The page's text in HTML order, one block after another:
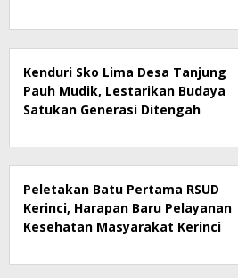
Kenduri Sko Lima Desa Tanjung
Pauh Mudik, Lestarikan Budaya
Satukan Generasi Ditengah
Peletakan Batu Pertama RSUD
Kerinci, Harapan Baru Pelayanan
Kesehatan Masyarakat Kerinci